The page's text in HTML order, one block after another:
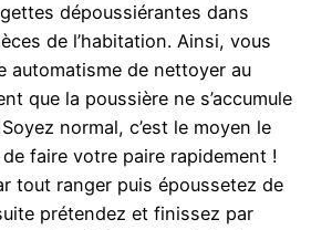
dépoussiérantes dans
de l’habitation. Ainsi, vous
automatisme de nettoyer au
que la poussière ne s’accumule
normal, c’est le moyen le
faire votre paire rapidement !
tout ranger puis époussetez de
prétendez et finissez par